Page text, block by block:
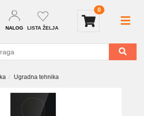
NALOG LISTA ŽELJA
0
Ugradna tehnika